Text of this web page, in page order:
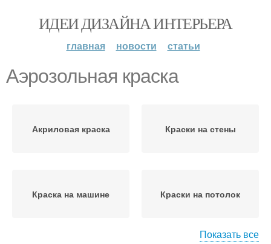
ИДЕИ ДИЗАЙНА ИНТЕРЬЕРА
главная новости статьи
Аэрозольная краска
Акриловая краска Краски на стены
Краска на машине Краски на потолок
Показать все